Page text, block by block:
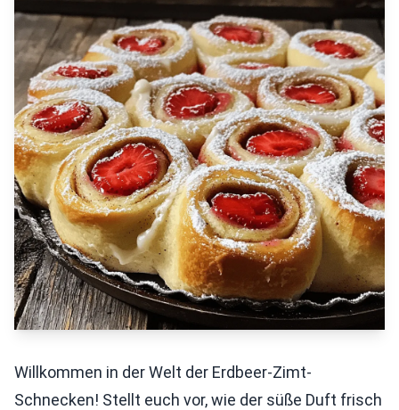
Willkommen in der Welt der Erdbeer-Zimt-
Schnecken! Stellt euch vor, wie der süße Duft frisch